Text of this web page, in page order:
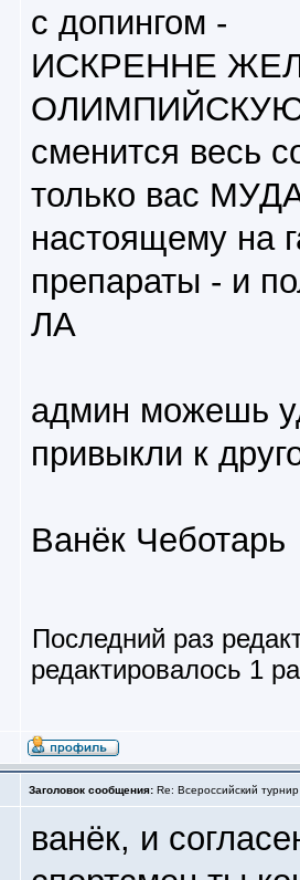
с допингом -
ИСКРЕННЕ
ОЛИМПИЙСКУЮ
сменится весь
только вас
настоящему на
препараты - и
ЛА
админ можешь
привыкли к
Ванёк Чеботарь
Последний раз
редактировалось 1
Заголовок сообщения: Re: Всероссийский
ванёк, и